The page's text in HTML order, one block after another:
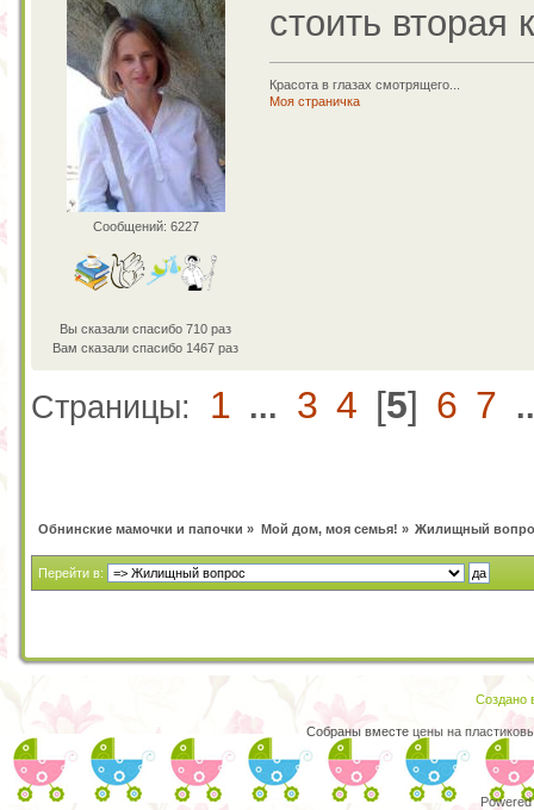
Сообщений: 6227
Вы сказали спасибо 710 раз
Вам сказали спасибо 1467 раз
стоить вторая
Красота в глазах смотрящего...
Моя страничка
Страницы: 1 ... 3 4 [5] 6 7
Обнинские мамочки и папочки » Мой дом, моя семья! » Жилищный
Перейти в:
Создано
Собраны вместе цены на